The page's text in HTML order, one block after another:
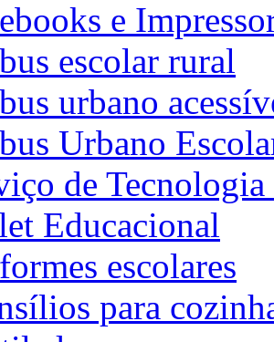
e
escolar rural
urbano
Urbano
de
Educacional
escolares
para